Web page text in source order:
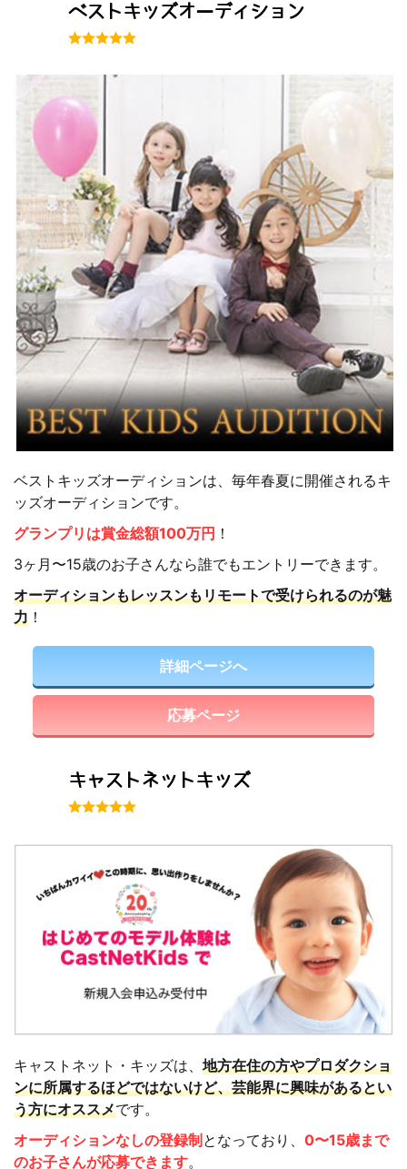
ベストキッズオーディション
ベストキッズオーディションは、毎年春夏に開催されるキ
ッズオーディションです。
グランプリは賞金総額100万円 ！
3ヶ月〜15歳のお子さんなら誰でもエントリーできます。
オーディションもレッスンもリモートで受けられるのが魅
力 ！
詳細ページへ
応募ページ
キャストネットキッズ
キャストネット・キッズは、 地方在住の方やプロダクショ
ンに所属するほどではないけど、芸能界に興味があるとい
う方にオススメです。
オーディションなしの登録制 となっており、 0〜15歳まで
のお子さんが応募できます。